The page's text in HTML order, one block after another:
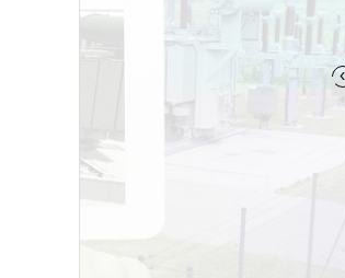
‹